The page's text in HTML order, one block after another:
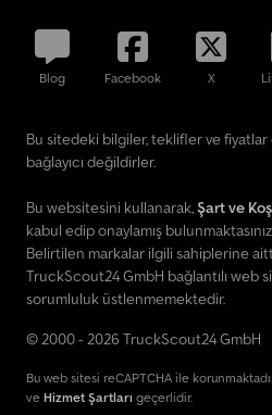
Blog Facebook X
Bu sitedeki bilgiler, teklifler ve
bağlayıcı değildirler.
Bu websitesini kullanarak,Şart ve
kabul edip onaylamış
Belirtilen markalar ilgili sahiplerine
TruckScout24 GmbH bağlantılı
sorumluluk üstlenmemektedir.
© 2000 - 2026 TruckScout24 GmbH
Bu web sitesi reCAPTCHA ile
ve Hizmet Şartları geçerlidir.